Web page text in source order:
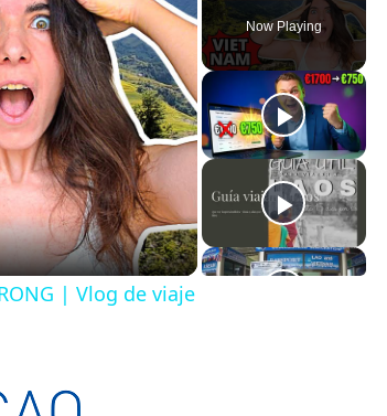
Now Playing
| Vlog de viaje